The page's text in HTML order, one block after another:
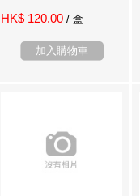
HK$ 120.00 / 盒
加入購物車